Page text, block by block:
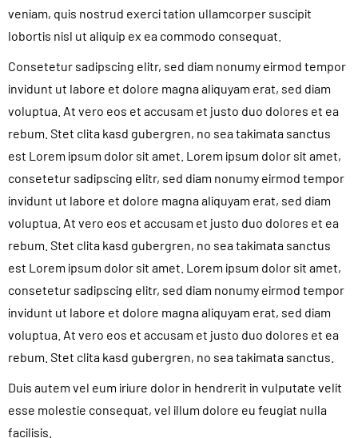
veniam, quis nostrud exerci tation ullamcorper suscipit
lobortis nisl ut aliquip ex ea commodo consequat.
Consetetur sadipscing elitr, sed diam nonumy eirmod tempor
invidunt ut labore et dolore magna aliquyam erat, sed diam
voluptua. At vero eos et accusam et justo duo dolores et ea
rebum. Stet clita kasd gubergren, no sea takimata sanctus
est Lorem ipsum dolor sit amet. Lorem ipsum dolor sit amet,
consetetur sadipscing elitr, sed diam nonumy eirmod tempor
invidunt ut labore et dolore magna aliquyam erat, sed diam
voluptua. At vero eos et accusam et justo duo dolores et ea
rebum. Stet clita kasd gubergren, no sea takimata sanctus
est Lorem ipsum dolor sit amet. Lorem ipsum dolor sit amet,
consetetur sadipscing elitr, sed diam nonumy eirmod tempor
invidunt ut labore et dolore magna aliquyam erat, sed diam
voluptua. At vero eos et accusam et justo duo dolores et ea
rebum. Stet clita kasd gubergren, no sea takimata sanctus.
Duis autem vel eum iriure dolor in hendrerit in vulputate velit
esse molestie consequat, vel illum dolore eu feugiat nulla
facilisis.